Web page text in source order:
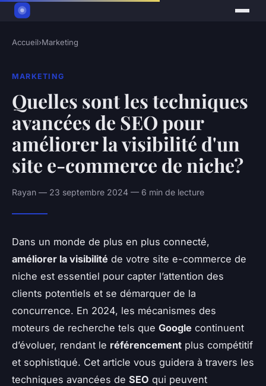
Accueil›Marketing
MARKETING
Quelles sont les techniques
avancées de SEO pour
améliorer la visibilité d'un
site e-commerce de niche?
Rayan — 23 septembre 2024 — 6 min de lecture
Dans un monde de plus en plus connecté,
améliorer la visibilité de votre site e-commerce de
niche est essentiel pour capter l’attention des
clients potentiels et se démarquer de la
concurrence. En 2024, les mécanismes des
moteurs de recherche tels que Google continuent
d’évoluer, rendant le référencement plus compétitif
et sophistiqué. Cet article vous guidera à travers les
techniques avancées de SEO qui peuvent